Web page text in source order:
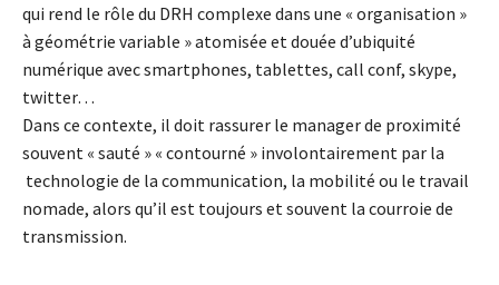
qui rend le rôle du DRH complexe dans une « organisation »
à géométrie variable » atomisée et douée d’ubiquité
numérique avec smartphones, tablettes, call conf, skype,
twitter…
Dans ce contexte, il doit rassurer le manager de proximité
souvent « sauté » « contourné » involontairement par la
technologie de la communication, la mobilité ou le travail
nomade, alors qu’il est toujours et souvent la courroie de
transmission.